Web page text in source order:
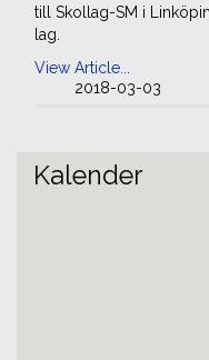
till Skollag-SM i
lag.
View Article...
2018-03-03
Kalender